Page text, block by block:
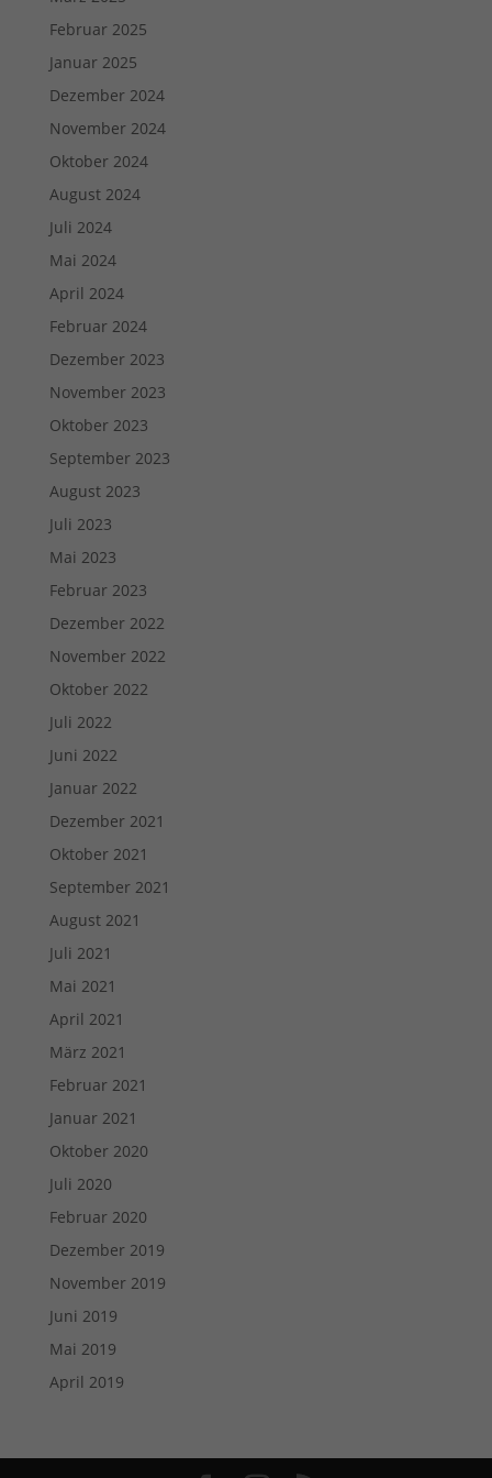
Februar 2025
Januar 2025
Dezember 2024
November 2024
Oktober 2024
August 2024
Juli 2024
Mai 2024
April 2024
Februar 2024
Dezember 2023
November 2023
Oktober 2023
September 2023
August 2023
Juli 2023
Mai 2023
Februar 2023
Dezember 2022
November 2022
Oktober 2022
Juli 2022
Juni 2022
Januar 2022
Dezember 2021
Oktober 2021
September 2021
August 2021
Juli 2021
Mai 2021
April 2021
März 2021
Februar 2021
Januar 2021
Oktober 2020
Juli 2020
Februar 2020
Dezember 2019
November 2019
Juni 2019
Mai 2019
April 2019